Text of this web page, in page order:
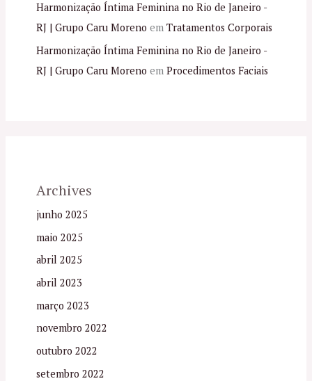
Harmonização Íntima Feminina no Rio de Janeiro -
RJ | Grupo Caru Moreno em Tratamentos Corporais
Harmonização Íntima Feminina no Rio de Janeiro -
RJ | Grupo Caru Moreno em Procedimentos Faciais
Archives
junho 2025
maio 2025
abril 2025
abril 2023
março 2023
novembro 2022
outubro 2022
setembro 2022